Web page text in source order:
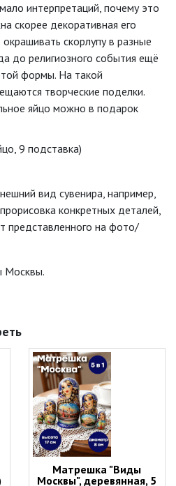
интерпретаций, почему это
скорее декоративная его
скорлупу в разные
до религиозного события ещё
формы. На такой
творческие поделки.
яйцо можно в подарок
9 подставка)
вид сувенира, например,
конкретных деталей,
представленного на фото/
Москвы.
Матрешка "Виды
Москвы", деревянная, 5